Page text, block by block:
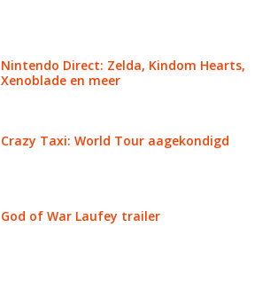
Nintendo Direct: Zelda, Kindom Hearts,
Xenoblade en meer
Crazy Taxi: World Tour aagekondigd
God of War Laufey trailer